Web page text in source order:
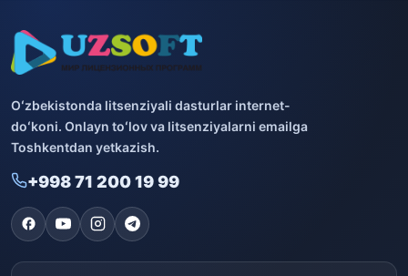
Oʻzbekistonda litsenziyali dasturlar internet-
doʻkoni. Onlayn toʻlov va litsenziyalarni emailga
Toshkentdan yetkazish.
+998 71 200 19 99